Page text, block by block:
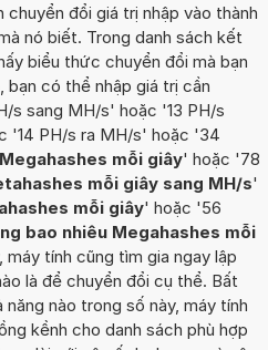
đổi giá trị nhập vào thành
nó biết. Trong danh sách kết
biểu thức chuyển đổi mà bạn
bạn có thể nhập giá trị cần
s sang MH/s' hoặc '13 PH/s
'14 PH/s ra MH/s' hoặc '34
mỗi giây' hoặc '78
mỗi giây sang MH/s'
mỗi giây' hoặc '56
bao nhiêu Megahashes mỗi
tính cũng tìm gia ngay lập
là để chuyển đổi cụ thể. Bất
nào trong số này, máy tính
kềnh cho danh sách phù hợp